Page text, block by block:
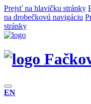
Prejsť na hlavičku stránky
na drobečkovú navigáciu
stránky
EN